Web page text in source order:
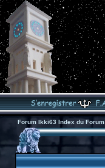
Forum Ikki63 Index du Forum